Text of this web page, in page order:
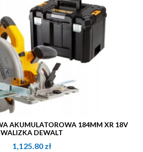
WALIZKA DEWALT
1,125.80 zł